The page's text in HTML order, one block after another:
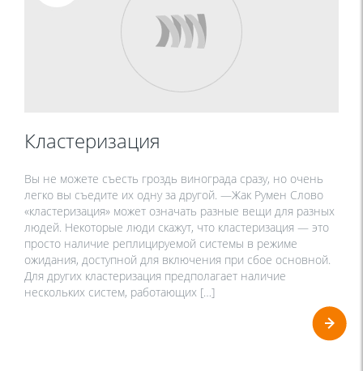
Кластеризация
Вы не можете съесть гроздь винограда сразу, но очень
легко вы съедите их одну за другой. —Жак Румен Слово
«кластеризация» может означать разные вещи для разных
людей. Некоторые люди скажут, что кластеризация — это
просто наличие реплицируемой системы в режиме
ожидания, доступной для включения при сбое основной.
Для других кластеризация предполагает наличие
нескольких систем, работающих […]